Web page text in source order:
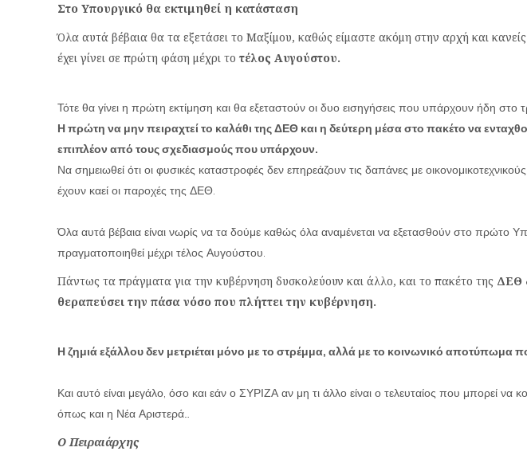
Στο Υπουργικό θα εκτιμηθεί η κατάσταση
Όλα αυτά βέβαια θα τα εξετάσει το Μαξίμου, καθώς είμαστε ακόμη στην αρχή και κανείς
έχει γίνει σε πρώτη φάση μέχρι το τέλος Αυγούστου.
Τότε θα γίνει η πρώτη εκτίμηση και θα εξεταστούν οι δυο εισηγήσεις που υπάρχουν ήδη στο
Η πρώτη να μην πειραχτεί το καλάθι της ΔΕΘ και η δεύτερη μέσα στο πακέτο να
επιπλέον από τους σχεδιασμούς που υπάρχουν.
Να σημειωθεί ότι οι φυσικές καταστροφές δεν επηρεάζουν τις δαπάνες με
έχουν καεί οι παροχές της ΔΕΘ.
Όλα αυτά βέβαια είναι νωρίς να τα δούμε καθώς όλα αναμένεται να εξετασθούν στο πρώτο
πραγματοποιηθεί μέχρι τέλος Αυγούστου.
Πάντως τα πράγματα για την κυβέρνηση δυσκολεύουν και άλλο, και το πακέτο της ΔΕΘ
θεραπεύσει την πάσα νόσο που πλήττει την κυβέρνηση.
Η ζημιά εξάλλου δεν μετριέται μόνο με το στρέμμα, αλλά με το κοινωνικό αποτύπωμα
Και αυτό είναι μεγάλο, όσο και εάν ο ΣΥΡΙΖΑ αν μη τι άλλο είναι ο τελευταίος που μπορεί να
όπως και η Νέα Αριστερά…
Ο Πειραιάρχης